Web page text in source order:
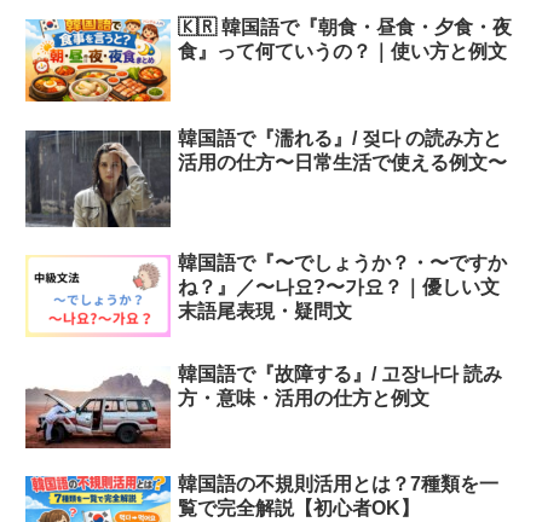
🇰🇷 韓国語で『朝食・昼食・夕食・夜
食』って何ていうの？｜使い方と例文
韓国語で『濡れる』/ 젖다 の読み方と
活用の仕方〜日常生活で使える例文〜
韓国語で『〜でしょうか？・〜ですか
ね？』／〜나요?〜가요？｜優しい文
末語尾表現・疑問文
韓国語で『故障する』/ 고장나다 読み
方・意味・活用の仕方と例文
韓国語の不規則活用とは？7種類を一
覧で完全解説【初心者OK】